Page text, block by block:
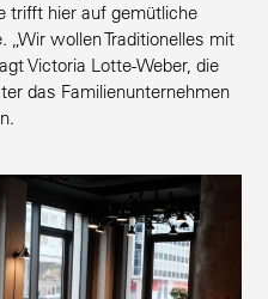
trifft hier auf gemüt­liche
„Wir wollen Tradi­tio­nelles mit
Victoria Lotte-Weber, die
das Famili­en­un­ter­nehmen